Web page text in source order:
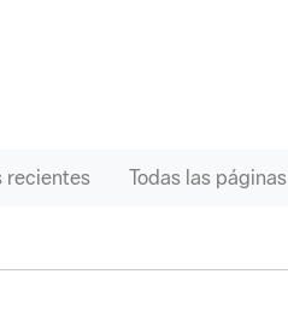
recientes Todas las páginas